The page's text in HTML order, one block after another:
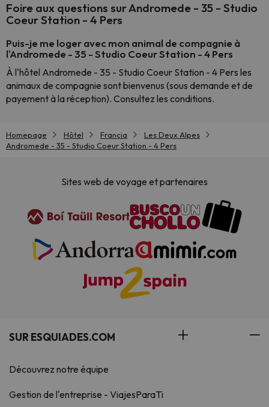
Foire aux questions sur Andromede - 35 - Studio
Coeur Station - 4 Pers
Puis-je me loger avec mon animal de compagnie à
l'Andromede - 35 - Studio Coeur Station - 4 Pers
À l'hôtel Andromede - 35 - Studio Coeur Station - 4 Pers les
animaux de compagnie sont bienvenus (sous demande et de
payement à la réception). Consultez les conditions.
Homepage Hôtel Francia
Les Deux Alpes
Andromede - 35 - Studio Coeur Station - 4 Pers
Sites web de voyage et partenaires
SUR ESQUIADES.COM
Découvrez notre équipe
Gestion de l'entreprise - ViajesParaTi